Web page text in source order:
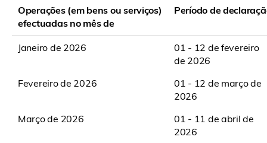
Operações (em bens ou serviços)
efectuadas no mês de
Período de
Janeiro de 2026
01 - 12 de fevereiro
de 2026
Fevereiro de 2026
01 - 12 de março de
2026
Março de 2026
01 - 11 de abril de
2026